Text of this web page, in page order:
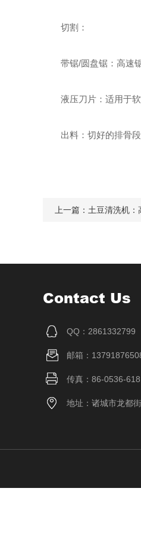
切割：
带锯/圆盘锯：高速锯
液压刀片：适用于软
出料：切好的排骨段
上一篇： 土豆清洗机：
Contact Us
QQ：2861332799
邮箱：
传真：86-0536-
地址：诸城市龙都